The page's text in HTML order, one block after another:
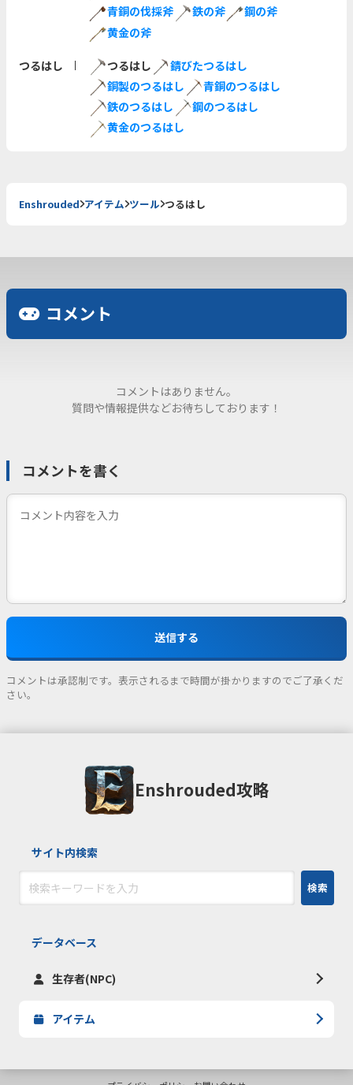
Enshrouded攻略
サイト内検索
検索
データベース
生存者(NPC)
アイテム
青銅の伐採斧
鉄の斧
鋼の斧
黄金の斧
つるはし つるはし
錆びたつるはし
銅製のつるはし
青銅のつるはし
鉄のつるはし
鋼のつるはし
黄金のつるはし
Enshrouded アイテム ツール つるはし
コメント
コメントはありません。
質問や情報提供などお待ちしております！
コメントを書く
コメントは承認制です。表示されるまで時間が掛かりますのでご了承くだ
さい。